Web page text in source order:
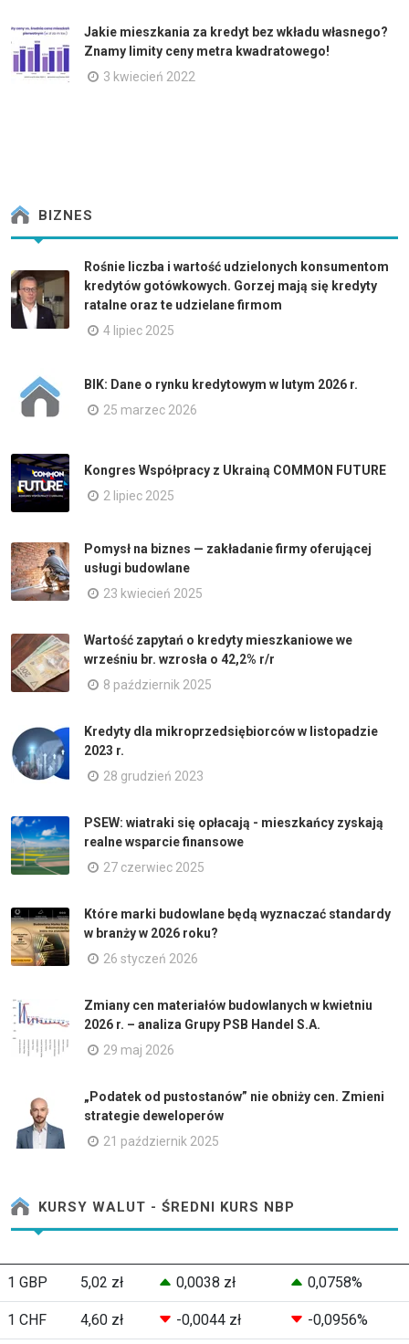
Jakie mieszkania za kredyt bez wkładu własnego?
Znamy limity ceny metra kwadratowego!
3 kwiecień 2022
BIZNES
Rośnie liczba i wartość udzielonych konsumentom
kredytów gotówkowych. Gorzej mają się kredyty
ratalne oraz te udzielane firmom
4 lipiec 2025
BIK: Dane o rynku kredytowym w lutym 2026 r.
25 marzec 2026
Kongres Współpracy z Ukrainą COMMON FUTURE
2 lipiec 2025
Pomysł na biznes — zakładanie firmy oferującej
usługi budowlane
23 kwiecień 2025
Wartość zapytań o kredyty mieszkaniowe we
wrześniu br. wzrosła o 42,2% r/r
8 październik 2025
Kredyty dla mikroprzedsiębiorców w listopadzie
2023 r.
28 grudzień 2023
PSEW: wiatraki się opłacają - mieszkańcy zyskają
realne wsparcie finansowe
27 czerwiec 2025
Które marki budowlane będą wyznaczać standardy
w branży w 2026 roku?
26 styczeń 2026
Zmiany cen materiałów budowlanych w kwietniu
2026 r. – analiza Grupy PSB Handel S.A.
29 maj 2026
„Podatek od pustostanów” nie obniży cen. Zmieni
strategie deweloperów
21 październik 2025
KURSY WALUT - ŚREDNI KURS NBP
1 GBP 5,02 zł 0,0038 zł 0,0758%
1 CHF 4,60 zł -0,0044 zł -0,0956%